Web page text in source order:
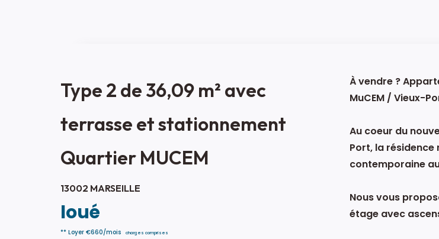
Type 2 de 36,09 m² avec
terrasse et stationnement
Quartier MUCEM
13002 MARSEILLE
loué
** Loyer €660/mois charges comprises
À vendre ?
MuCEM / Vieux-
Au coeur du
Port, la
contemporaine
Nous vous
étage avec